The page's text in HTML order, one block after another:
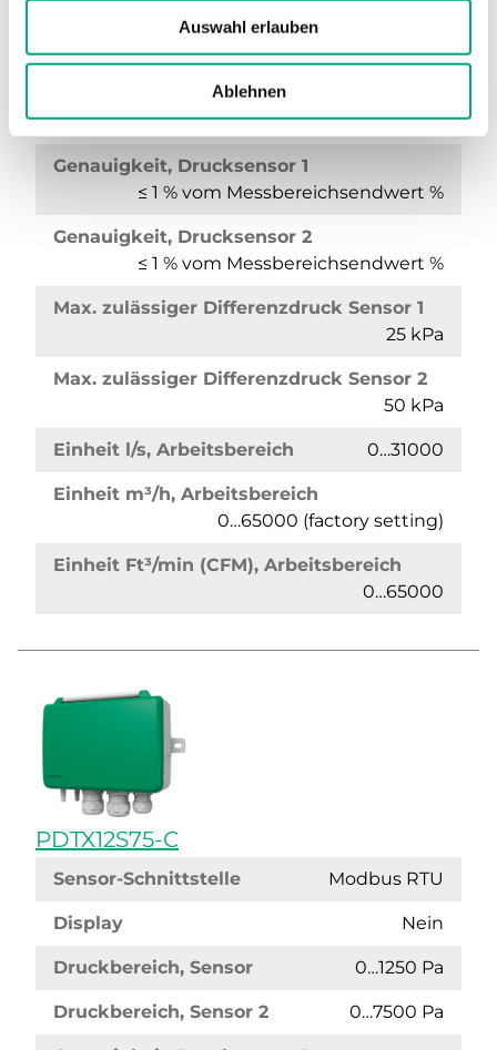
Auswahl erlauben
Ablehnen
Druckbereich, Sensor 2 0…2500 Pa
Genauigkeit, Drucksensor 1
≤ 1 % vom Messbereichsendwert %
Genauigkeit, Drucksensor 2
≤ 1 % vom Messbereichsendwert %
Max. zulässiger Differenzdruck Sensor 1
25 kPa
Max. zulässiger Differenzdruck Sensor 2
50 kPa
Einheit l/s, Arbeitsbereich 0…31000
Einheit m³/h, Arbeitsbereich
0…65000 (factory setting)
Einheit Ft³/min (CFM), Arbeitsbereich
0…65000
PDTX12S75-C
Sensor-Schnittstelle Modbus RTU
Display Nein
Druckbereich, Sensor 0…1250 Pa
Druckbereich, Sensor 2 0…7500 Pa